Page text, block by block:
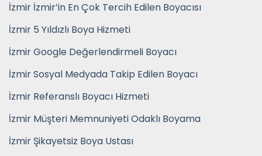
İzmir İzmir’in En Çok Tercih Edilen Boyacısı
İzmir 5 Yıldızlı Boya Hizmeti
İzmir Google Değerlendirmeli Boyacı
İzmir Sosyal Medyada Takip Edilen Boyacı
İzmir Referanslı Boyacı Hizmeti
İzmir Müşteri Memnuniyeti Odaklı Boyama
İzmir Şikayetsiz Boya Ustası